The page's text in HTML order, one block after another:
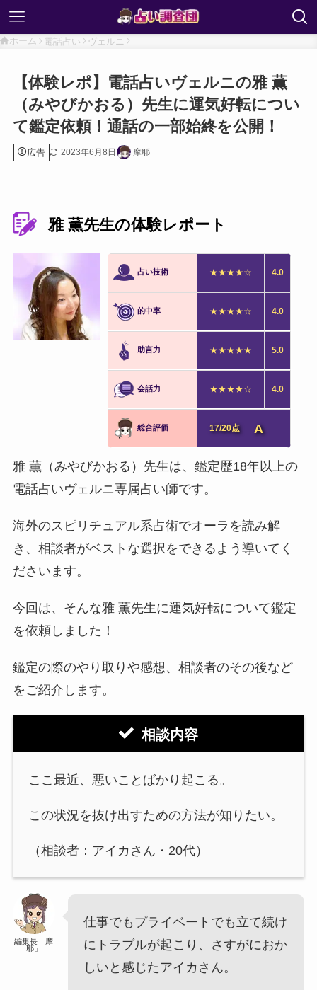
ホーム 電話占い ヴェルニ
【体験レポ】電話占いヴェルニの雅 薫
（みやびかおる）先生に運気好転につい
て鑑定依頼！通話の一部始終を公開！
広告 2023年6月8日 摩耶
雅 薫先生の体験レポート
占い技術 ★★★★☆ 4.0
的中率 ★★★★☆ 4.0
助言力 ★★★★★ 5.0
会話力 ★★★★☆ 4.0
総合評価 17/20点 A
雅 薫（みやびかおる）先生は、鑑定歴18年以上の
電話占いヴェルニ専属占い師です。
海外のスピリチュアル系占術でオーラを読み解
き、相談者がベストな選択をできるよう導いてく
ださいます。
今回は、そんな雅 薫先生に運気好転について鑑定
を依頼しました！
鑑定の際のやり取りや感想、相談者のその後など
をご紹介します。
相談内容
ここ最近、悪いことばかり起こる。
この状況を抜け出すための方法が知りたい。
（相談者：アイカさん・20代）
編集長「摩
耶」
仕事でもプライベートでも立て続け
にトラブルが起こり、さすがにおか
しいと感じたアイカさん。